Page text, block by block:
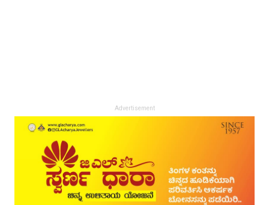
Advertisement